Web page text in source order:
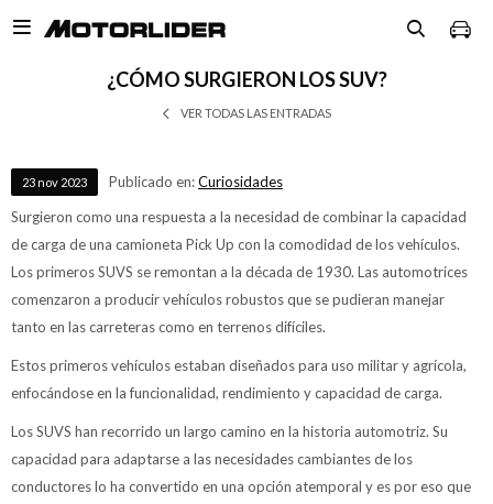

¿CÓMO SURGIERON LOS SUV?
VER TODAS LAS ENTRADAS
23 nov 2023 Publicado en:Curiosidades
Surgieron como una respuesta a la necesidad de combinar la capacidad
de carga de una camioneta Pick Up con la comodidad de los vehículos.
Los primeros SUVS se remontan a la década de 1930. Las automotrices
comenzaron a producir vehículos robustos que se pudieran manejar
tanto en las carreteras como en terrenos difíciles.
Estos primeros vehículos estaban diseñados para uso militar y agrícola,
enfocándose en la funcionalidad, rendimiento y capacidad de carga.
Los SUVS han recorrido un largo camino en la historia automotriz. Su
capacidad para adaptarse a las necesidades cambiantes de los
conductores lo ha convertido en una opción atemporal y es por eso que